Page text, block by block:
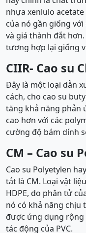
nhựa xenlulo
của nó gần giống
và giá thành đắt
tương hợp lại giống
CIIR- Cao su
Đây là một loại dẫn
cách, cho cao su
tăng khả năng phản
cao hơn với các
cường độ bám dính
CM – Cao su
Cao su Polyetylen
tắt là CM. Loại vật
HDPE, do phân tử
nó có khả năng
được ứng dụng rộng
tác động của PVC.